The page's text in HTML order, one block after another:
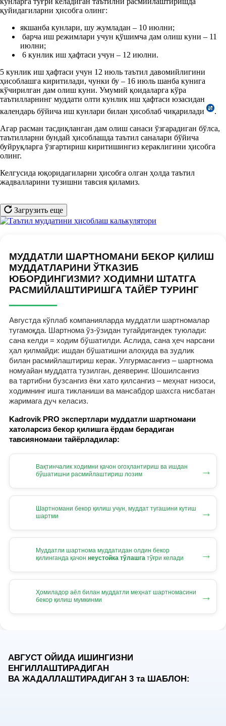
қуйидагиларни ҳисобга олинг:
якшанба кунлари, шу жумладан – 10 июлни;
барча иш режимлари учун қўшимча дам олиш куни – 11
июлни;
6 кунлик иш ҳафтаси учун – 12 июлни.
5 кунлик иш ҳафтаси учун 12 июль таътил давомийлигини
ҳисоблашга киритилади, чунки бу – 16 июль шанба кунига
кўчирилган дам олиш куни. Умумий қоидаларга кўра
таътилларнинг муддати олти кунлик иш ҳафтаси юзасидан
календарь бўйича иш кунлари билан ҳисоблаб чиқарилади
.
Агар расман тасдиқланган дам олиш санаси ўзгарадиган бўлса,
таътилларни бундай ҳисоблашда таътил саналари бўйича
буйруқларга ўзгартириш киритишингиз кераклигини ҳисобга
олинг.
Келгусида юқоридагиларни ҳисобга олган ҳолда таътил
жадвалларини тузишни тавсия қиламиз.
Загрузить еще
МУДДАТЛИ ШАРТНОМАНИ БЕКОР ҚИЛИШ
МУДДАТЛАРИНИ ЎТКАЗИБ
ЮБОРДИНГИЗМИ? ХОДИМНИ ШТАТГА
РАСМИЙЛАШТИРИШГА ТАЙЁР ТУРИНГ
Августда кўплаб компанияларда муддатли шартномалар
тугамоқда. Шартнома ўз-ўзидан тугайдигандек туюлади:
сана келди = ходим бўшатилди. Аслида, сана ҳеч нарсани
ҳал қилмайди: ишдан бўшатишни алоҳида ва зудлик
билан расмийлаштириш керак. Улгурмасангиз – шартнома
номуайан муддатга тузилган, деяверинг. Шошилсангиз
ва тартибни бузсангиз ёки хато қилсангиз – меҳнат низоси,
ходимнинг ишга тикланиши ва мансабдор шахсга нисбатан
жаримага дуч келасиз.
Kadrovik PRO экспертлари муддатли шартномани
хатоларсиз бекор қилишга ёрдам берадиган
тавсияномани тайёрладилар:
Вақтинчалик ходимни қачон огоҳлантириш ва ишдан
бўшатишни расмийлаштириш лозим
→
Шартномани бекор қилиш учун, муддат тугашини кутиш
шартми
→
Муддатли шартнома муддатидан олдин бекор
қилинганда қачон неустойка тўлашга тўғри келади →
Ҳомиладор аёл билан муддатли меҳнат шартномасини
бекор қилиш мумкинми
→
АВГУСТ ОЙИДА ИШИНГИЗНИ
ЕНГИЛЛАШТИРАДИГАН
ВА ЖАДАЛЛАШТИРАДИГАН 3 таШАБЛОН: